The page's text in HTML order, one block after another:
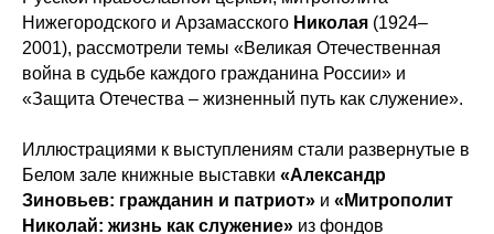
Нижегородского и Арзамасского Николая (1924–
2001), рассмотрели темы «Великая Отечественная
война в судьбе каждого гражданина России» и
«Защита Отечества – жизненный путь как служение».
Иллюстрациями к выступлениям стали развернутые в
Белом зале книжные выставки «Александр
Зиновьев: гражданин и патриот» и «Митрополит
Николай: жизнь как служение» из фондов